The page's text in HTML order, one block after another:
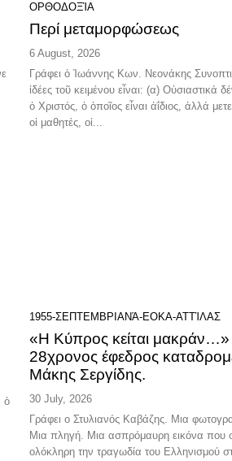
ΟΡΘΟΔΟΞΊΑ
Περί μεταμορφώσεως
6 August, 2026
Γράφει ὁ Ἰωάννης Κων. Νεονάκης Συνοπτικά οἱ κεντρικές
ἰδέες τοῦ κειμένου εἶναι: (α) Οὐσιαστικά δέν μετεμορφώθη
ὁ Χριστός, ὁ ὁποῖος εἶναι ἀΐδιος, ἀλλά
οἱ μαθητές, οἱ...
1955-ΣΕΠΤΕΜΒΡΙΑΝΆ-ΕΟΚΑ-ΑΤΤΊΛΑΣ
«Η Κύπρος κείται μακράν…»
28χρονος έφεδρος
Μάκης Σεργίδης.
30 July, 2026
Γράφει ο Στυλιανός Καβάζης. Μια φωτογραφία. Μια λέξη.
Μια πληγή. Μια ασπρόμαυρη εικόνα που
ολόκληρη την τραγωδία του Ελληνισμού